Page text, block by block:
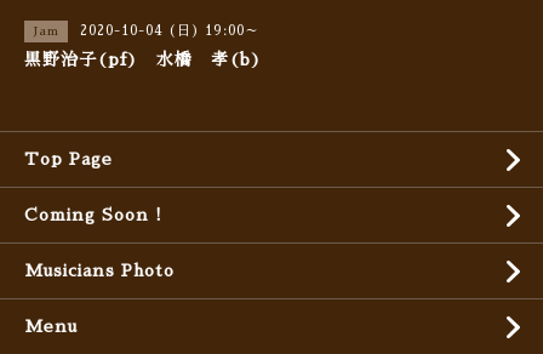
Jam 2020-10-04 (日) 19:00～
黒野治子(pf) 水橋 孝(b)
Top Page
Coming Soon !
Musicians Photo
Menu